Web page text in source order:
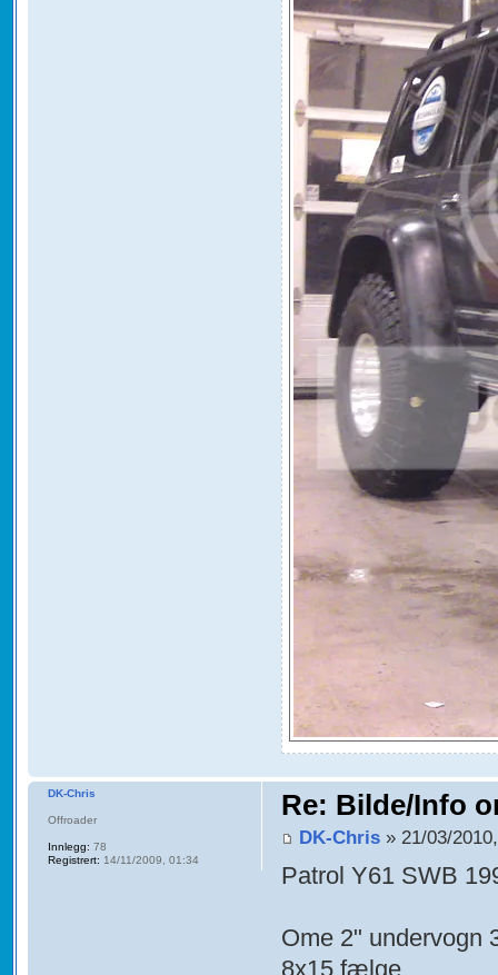
Re: Bilde/Info
DK-Chris » 21/03/
Patrol Y61 SWB
Ome 2" undervogn
8x15 fælge
DK-Chris
Offroader
Innlegg: 78
Registrert: 14/11/2009, 01:34